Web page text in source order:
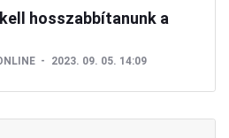
hosszabbítanunk a
2023. 09. 05. 14:09